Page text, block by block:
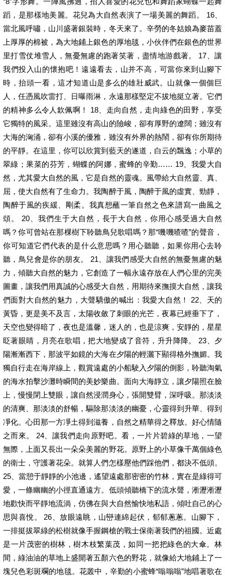
蹈，是那樣地美麗。花兒為大自然表演了一場美麗的舞蹈。 16、
當北風呼嘯，山川盛著銀裝時，冬天來了。辛勞的冬姑娘為麥苗蓋
上厚厚的棉被，為大地鋪上銀色的厚地毯，小伙伴們在銀色的世界
里打雪仗堆雪人，無憂無慮的跑著笑著，盡情地游戲著。 17、讓
我們投入山的懷抱吧！遠遠看去，山并不高，可當你來到山腳下
時，抬頭一看，這才知道山是多么的雄壯威武。山就像一個個巨
人，任憑風吹雷打、日曝雨淋，永遠那樣堅定不拔地挺立著。它們
的精神多么令人欽佩啊！ 18、走向自然，走向綠色的田野，享受
它獨特的風采。這里雖沒有高山的險峻，卻有厚野的遼闊；雖沒有
大海的洶涌，卻有小溪的優雅，雖沒有外界的熱鬧，卻有你所期待
的平靜。在這里，你可以欣賞到藍天的遂道，白云的飄逸；小草的
翠綠；果菜的芬芳，蝴蝶的阿娜，蜜蜂的辛勤…… 19、我愛大自
然，尤其愛大自然的風，它是自然的靈魂。風帶給大自然靈、真、
屈，使大自然有了生命力。我陶醉于風，陶醉于風的虛實、勁靜，
陶醉于風的疾緩、剛柔。我真想蘸一筆自然之色來譜寫一曲風之
頌。 20、我們生于大自然，長于大自然，你用心感受過大自然
嗎？你可曾站在那棵樹下聆聽鳥兒歌唱嗎？那“嘰嘰喳喳”的聲音，
你可知道它們代表的是什么意思嗎？用心聽聽，如果你用心去聆
聽，鳥兒會是你的朋友。 21、讓我們感受大自然的無憂無慮的魅
力，傾聽大自然的魅力，它創造了一幅永遠存放在人們心里的完美
圖畫，讓我們用真誠的心感受大自然，用期待來撫摸大自然，讓我
們面對大自然的魅力，大聲驕傲的喊出：我愛大自然！ 22、天的
黃昏，更是美不及言，太陽收斂了刺眼的光芒，夜幕已經垂下了，
天空也變得暗了，夜也是溫馨，迷人的，也是涼爽，安靜的，星星
眨著眼睛，月亮在歌唱，把大地變成了音符，升升降降。 23、夕
陽漸漸西下，那波平如鏡的大海在夕陽的輕灑下顯得格外撫媚。我
獨自行走在海岸線上，觀賞遠處的小船駛入夕陽的倒影，聆聽淘氣
的海水拍擊沙灘時瞬間的美妙樂曲。面向大海靜立，讓夕陽照在臉
上，慢慢閉上雙眼，讓自然浸潤身心，張開雙臂，深呼吸。那淡淡
的清爽、那淡淡的舒暢，驅除那淡淡的幽憂，心靈得到升華、得到
凈化。心田那一方凈土得到滋養，自然之精華得之釋放。好心情隨
之而來。 24、讓我們走向原野吧。看，一片片碧綠的草地，一望
無際，上面又長出一朵朵美麗的野花。原野上的小草像千萬個綠色
的衛士，守護著花朵。就算人們怎樣壓他們踩他們，都決不低頭。
25、當憩于靜靜的小池邊，遙望遠處那密密的竹林，實在是綠得可
愛，一條幽幽的小徑直通遠方。低頭傾聽橋下的流水聲，淅瀝淅瀝
地歡快而平靜地流淌，仿佛在與大自然愉快地私語，傾吐自己的心
思與喜悅。 26、放眼遠眺，山巒連綿起伏，郁郁蔥蔥。山腳下，
一排挺拔翠綠的松樹就像手握鋼槍的戰士保衛著我們的祖國。近處
是一片茂密的樹林，樹木枝繁葉茂，如同一把把綠色的大傘。林
間，綠油油的草地上盛開著五顏六色的野花，就像給大地鋪上了一
塊兒色彩斑斕的地毯。花叢中，辛勤的小蜜蜂“嗡嗡嗡”地唱著歌在